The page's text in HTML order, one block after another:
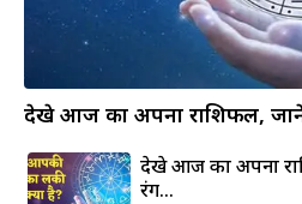
देखे आज का अपना राशिफल,
देखे आज का अपना
रंग…